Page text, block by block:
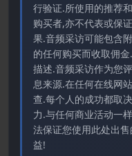
行验证.所使用的推荐
购买者,亦不代表或保
果.音频采访可能包含
的任何购买而收取佣
描述.音频采访作为您
息来源.在任何在线网
查.每个人的成功都取
力.与任何商业活动一
法保证您使用此处出
益!